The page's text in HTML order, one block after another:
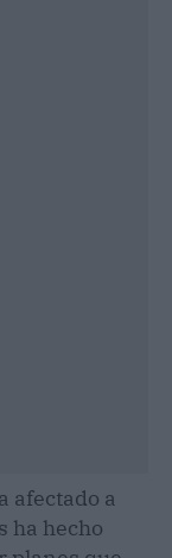
afectado a
ha hecho